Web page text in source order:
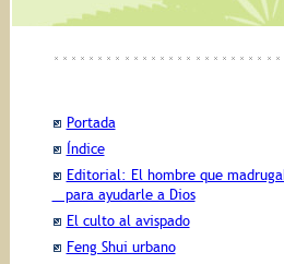
Portada
Índice
Editorial: El hombre que
para ayudarle a Dios
El culto al avispado
Feng Shui urbano